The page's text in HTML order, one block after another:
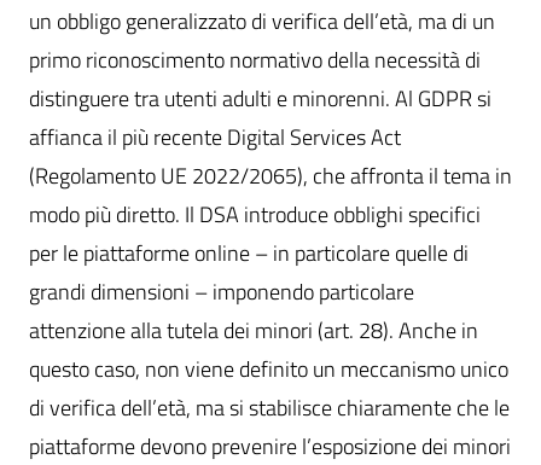
un obbligo generalizzato di verifica dell’età, ma di un
primo riconoscimento normativo della necessità di
distinguere tra utenti adulti e minorenni. Al GDPR si
affianca il più recente Digital Services Act
(Regolamento UE 2022/2065), che affronta il tema in
modo più diretto. Il DSA introduce obblighi specifici
per le piattaforme online – in particolare quelle di
grandi dimensioni – imponendo particolare
attenzione alla tutela dei minori (art. 28). Anche in
questo caso, non viene definito un meccanismo unico
di verifica dell’età, ma si stabilisce chiaramente che le
piattaforme devono prevenire l’esposizione dei minori